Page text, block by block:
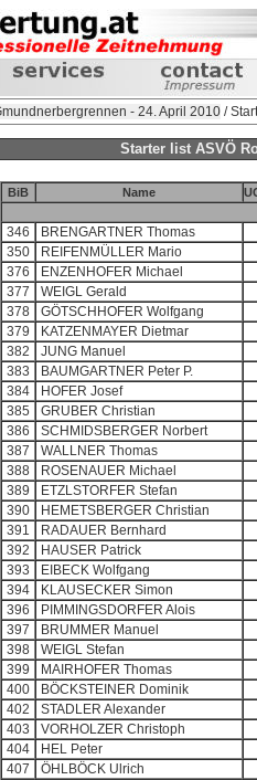
- 24. April 2010 /
Starter list ASVÖ
BiB Name
346
BRENGARTNER Thomas
350
REIFENMÜLLER Mario
376
ENZENHOFER Michael
377
WEIGL Gerald
378
GÖTSCHHOFER Wolfgang
379
KATZENMAYER Dietmar
382
JUNG Manuel
383
BAUMGARTNER Peter P.
384
HOFER Josef
385
GRUBER Christian
386
SCHMIDSBERGER Norbert
387
WALLNER Thomas
388
ROSENAUER Michael
389
ETZLSTORFER Stefan
390
HEMETSBERGER Christian
391
RADAUER Bernhard
392
HAUSER Patrick
393
EIBECK Wolfgang
394
KLAUSECKER Simon
396
PIMMINGSDORFER Alois
397
BRUMMER Manuel
398
WEIGL Stefan
399
MAIRHOFER Thomas
400
BÖCKSTEINER Dominik
402
STADLER Alexander
403
VORHOLZER Christoph
404
HEL Peter
407
ÖHLBÖCK Ulrich